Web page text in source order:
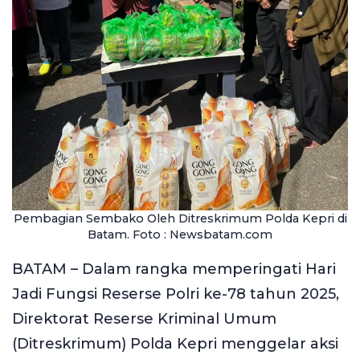
Pembagian Sembako Oleh Ditreskrimum Polda Kepri di
Batam. Foto : Newsbatam.com
BATAM – Dalam rangka memperingati Hari
Jadi Fungsi Reserse Polri ke-78 tahun 2025,
Direktorat Reserse Kriminal Umum
(Ditreskrimum) Polda Kepri menggelar aksi